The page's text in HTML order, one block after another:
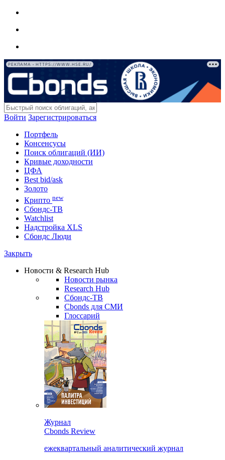
РЕКЛАМА • HTTPS://WWW.HSE.RU/
Войти Зарегистрироваться
Портфель
Консенсусы
Поиск облигаций (ИИ)
Кривые доходности
ЦФА
Best bid/ask
Золото
Крипто new
Сбондс-ТВ
Watchlist
Надстройка XLS
Сбондс Люди
Закрыть
Новости & Research Hub
Новости рынка
Research Hub
Сбондс-ТВ
Cbonds для СМИ
Глоссарий
Журнал
Cbonds Review
ежеквартальный аналитический журнал